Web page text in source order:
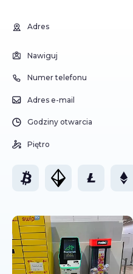
Adres
Nawiguj
Numer telefonu
Adres e-mail
Godziny otwarcia
Piętro